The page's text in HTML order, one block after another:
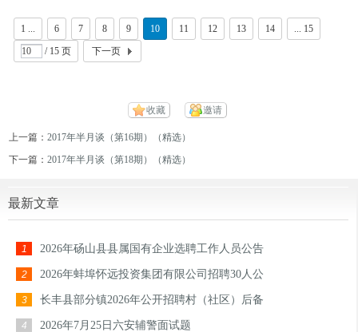
1 ... 6 7 8 9 10 11 12 13 14
... 15
/ 15 页
下一页
收藏 邀请
上一篇：2017年半月谈（第16期）（精选）
下一篇：2017年半月谈（第18期）（精选）
最新文章
1 2026年砀山县县属国有企业选聘工作人员公告
2 2026年蚌埠怀远投资集团有限公司招聘30人公
3 长丰县部分镇2026年公开招聘村（社区）后备
4 2026年7月25日六安辅警面试题